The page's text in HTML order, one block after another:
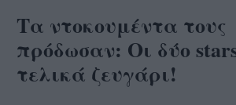
Τα ντοκουμέντα τους
πρόδωσαν: Οι δύο
τελικά ζευγάρι!